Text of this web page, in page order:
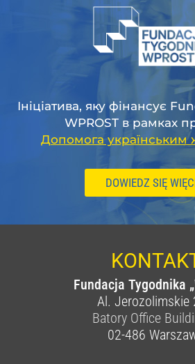
Ініціатива, яку фінансує
WPROST в рамках
Допомога українським
DOWIEDZ SIĘ
Fundacja Tygodnika
Al. Jerozolimskie
Batory Office
02-486